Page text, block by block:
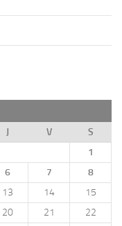
J V
S
1
6 7
8
13 14
15
20 21
22